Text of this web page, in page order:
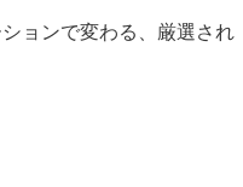
ョンで変わる、厳選され